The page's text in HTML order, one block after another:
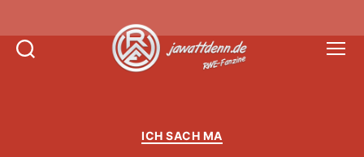
Kategorien
ICH SACH MA